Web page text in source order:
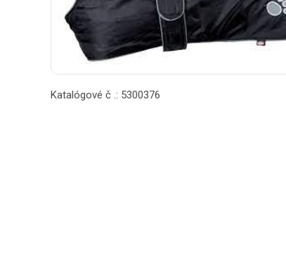
Katalógové č .: 5300376